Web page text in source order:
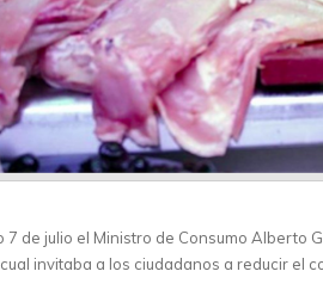
7 de julio el Ministro de Consumo Alberto
invitaba a los ciudadanos a reducir el